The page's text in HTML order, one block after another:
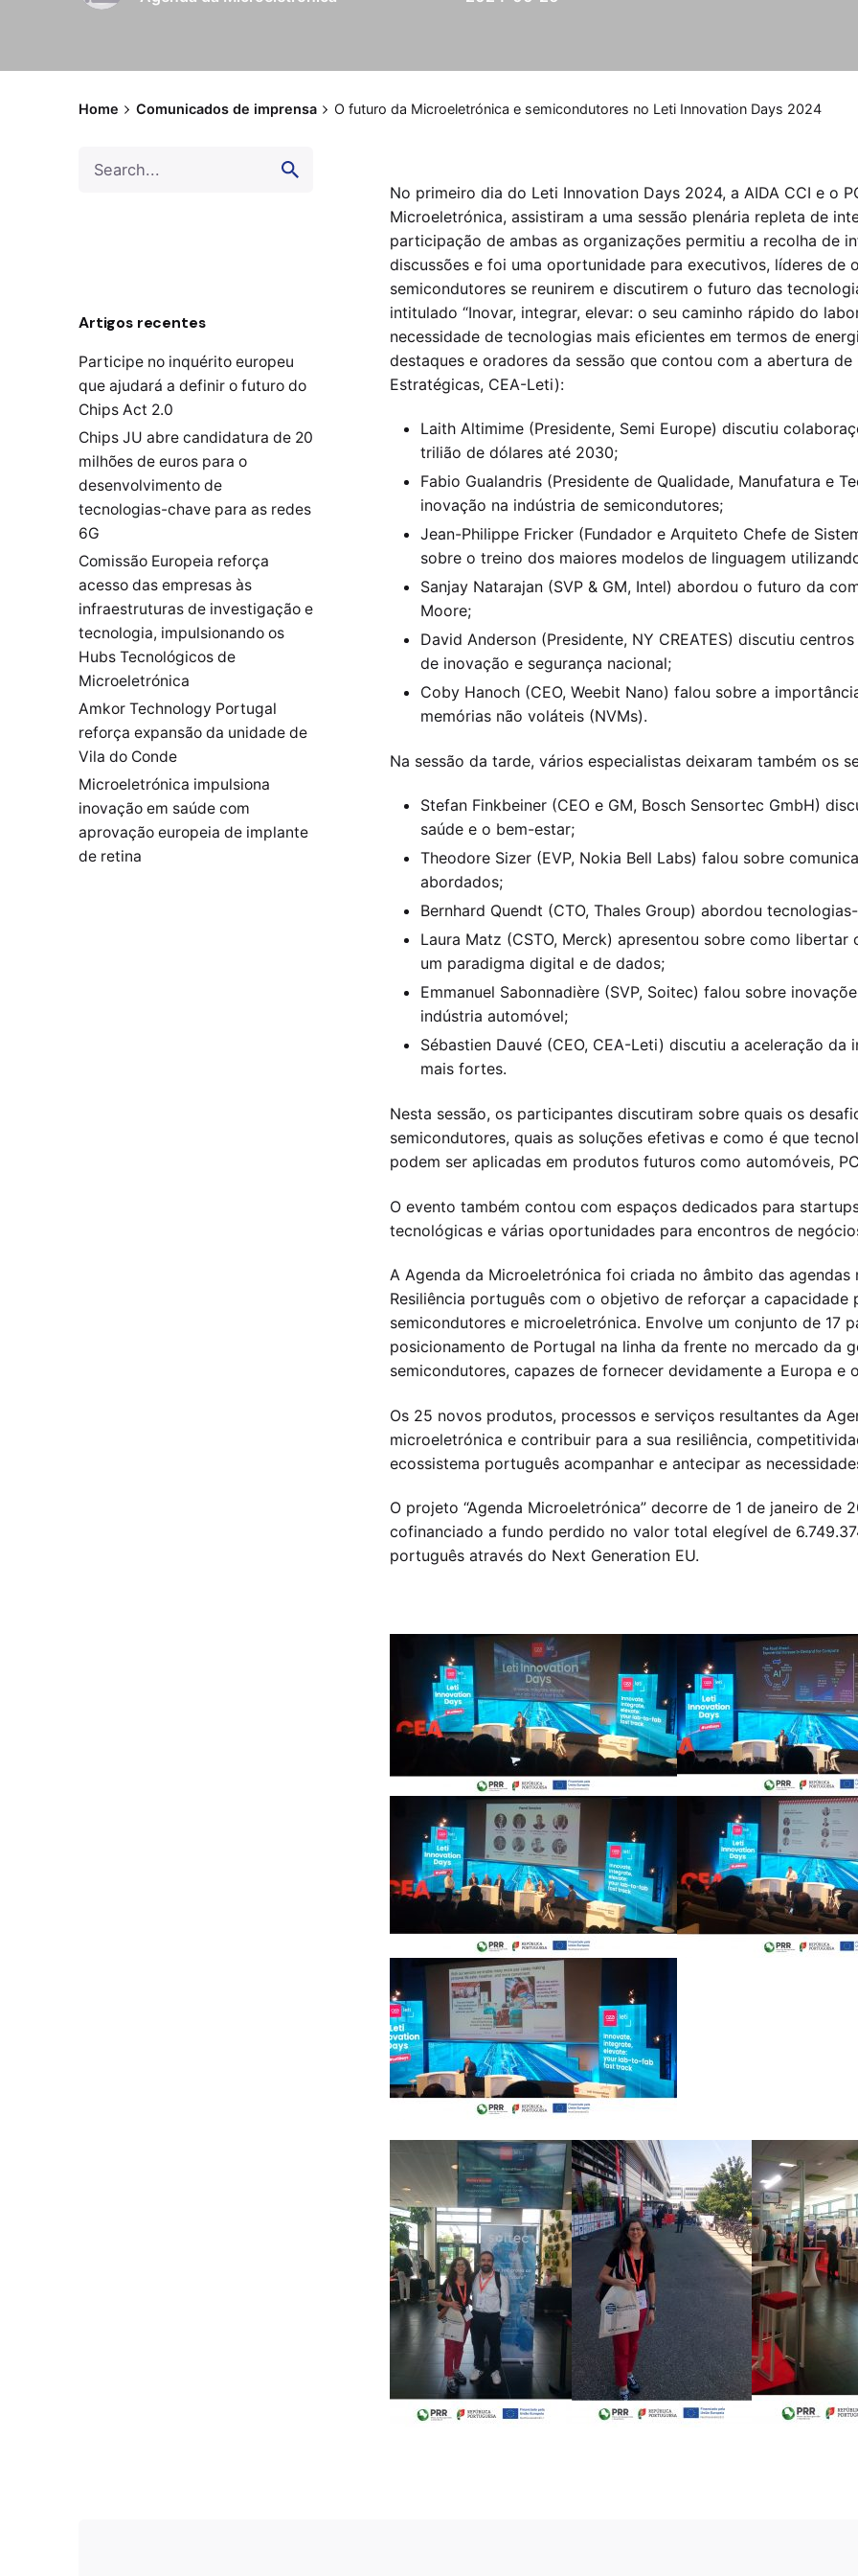
Home Comunicados de imprensa O futuro da Microeletrónica e semicondutores no Leti Innovation Days 2024
for
Artigos recentes
Participe no inquérito europeu
que ajudará a definir o futuro do
Chips Act 2.0
Chips JU abre candidatura de 20
milhões de euros para o
desenvolvimento de
tecnologias-chave para as redes
6G
Comissão Europeia reforça
acesso das empresas às
infraestruturas de investigação e
tecnologia, impulsionando os
Hubs Tecnológicos de
Microeletrónica
Amkor Technology Portugal
reforça expansão da unidade de
Vila do Conde
Microeletrónica impulsiona
inovação em saúde com
aprovação europeia de implante
de retina
No primeiro dia do Leti Innovation Days 2024, a AIDA CCI e o
Microeletrónica, assistiram a uma sessão plenária repleta de
participação de ambas as organizações permitiu a recolha de
discussões e foi uma oportunidade para executivos, líderes de
semicondutores se reunirem e discutirem o futuro das
intitulado “Inovar, integrar, elevar: o seu caminho rápido do
necessidade de tecnologias mais eficientes em termos de
destaques e oradores da sessão que contou com a abertura de
Estratégicas, CEA-Leti):
Laith Altimime (Presidente, Semi Europe) discutiu
trilião de dólares até 2030;
Fabio Gualandris (Presidente de Qualidade, Manufatura e
inovação na indústria de semicondutores;
Jean-Philippe Fricker (Fundador e Arquiteto Chefe de
sobre o treino dos maiores modelos de linguagem
Sanjay Natarajan (SVP & GM, Intel) abordou o futuro da
Moore;
David Anderson (Presidente, NY CREATES) discutiu
de inovação e segurança nacional;
Coby Hanoch (CEO, Weebit Nano) falou sobre a
memórias não voláteis (NVMs).
Na sessão da tarde, vários especialistas deixaram também os
Stefan Finkbeiner (CEO e GM, Bosch Sensortec GmbH)
saúde e o bem-estar;
Theodore Sizer (EVP, Nokia Bell Labs) falou sobre
abordados;
Bernhard Quendt (CTO, Thales Group) abordou
Laura Matz (CSTO, Merck) apresentou sobre como
um paradigma digital e de dados;
Emmanuel Sabonnadière (SVP, Soitec) falou sobre
indústria automóvel;
Sébastien Dauvé (CEO, CEA-Leti) discutiu a aceleração
mais fortes.
Nesta sessão, os participantes discutiram sobre quais os
semicondutores, quais as soluções efetivas e como é que
podem ser aplicadas em produtos futuros como automóveis,
O evento também contou com espaços dedicados para
tecnológicas e várias oportunidades para encontros de
A Agenda da Microeletrónica foi criada no âmbito das
Resiliência português com o objetivo de reforçar a
semicondutores e microeletrónica. Envolve um conjunto de 17
posicionamento de Portugal na linha da frente no mercado da
semicondutores, capazes de fornecer devidamente a Europa e
Os 25 novos produtos, processos e serviços resultantes da
microeletrónica e contribuir para a sua resiliência,
ecossistema português acompanhar e antecipar as
O projeto “Agenda Microeletrónica” decorre de 1 de janeiro de
cofinanciado a fundo perdido no valor total elegível de
português através do Next Generation EU.